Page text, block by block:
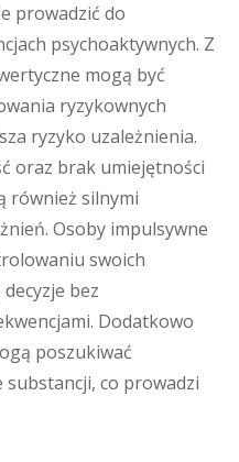
prowadzić do
psychoaktywnych. Z
mogą być
ryzykownych
ryzyko uzależnienia.
oraz brak umiejętności
również silnymi
Osoby impulsywne
swoich
bez
Dodatkowo
poszukiwać
co prowadzi